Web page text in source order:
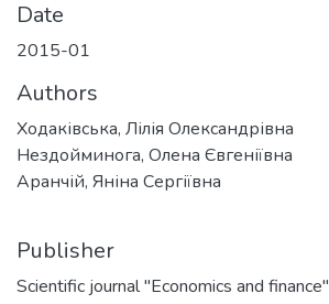
Date
2015-01
Authors
Ходаківська, Лілія Олександрівна
Нездойминога, Олена Євгеніївна
Аранчій, Яніна Сергіївна
Publisher
Scientific journal "Economics and finance"